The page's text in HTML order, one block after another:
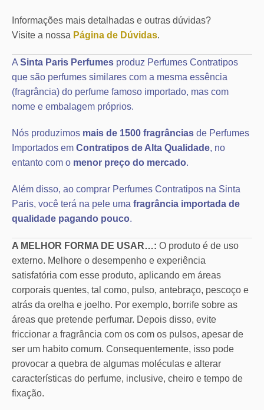
Informações mais detalhadas e outras dúvidas?
Visite a nossa Página de Dúvidas.
A Sinta Paris Perfumes produz Perfumes Contratipos
que são perfumes similares com a mesma essência
(fragrância) do perfume famoso importado, mas com
nome e embalagem próprios.
Nós produzimos mais de 1500 fragrâncias de Perfumes
Importados em Contratipos de Alta Qualidade, no
entanto com o menor preço do mercado.
Além disso, ao comprar Perfumes Contratipos na Sinta
Paris, você terá na pele uma fragrância importada de
qualidade pagando pouco.
A MELHOR FORMA DE USAR…: O produto é de uso
externo. Melhore o desempenho e experiência
satisfatória com esse produto, aplicando em áreas
corporais quentes, tal como, pulso, antebraço, pescoço e
atrás da orelha e joelho. Por exemplo, borrife sobre as
áreas que pretende perfumar. Depois disso, evite
friccionar a fragrância com os com os pulsos, apesar de
ser um habito comum. Consequentemente, isso pode
provocar a quebra de algumas moléculas e alterar
características do perfume, inclusive, cheiro e tempo de
fixação.